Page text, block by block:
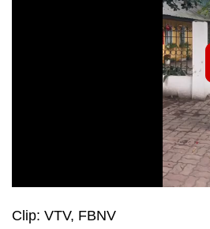
Clip: VTV, FBNV